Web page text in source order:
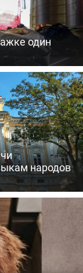
один
народов